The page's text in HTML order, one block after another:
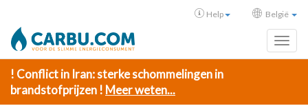
Help België
! Conflict in Iran: sterke schommelingen in
brandstofprijzen ! Meer weten...